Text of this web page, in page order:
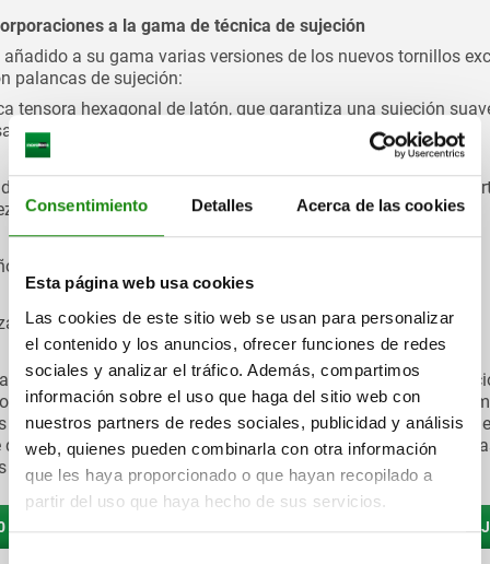
Consentimiento Detalles Acerca de las cookies
Esta página web usa cookies
Las cookies de este sitio web se usan para personalizar
el contenido y los anuncios, ofrecer funciones de redes
sociales y analizar el tráfico. Además, compartimos
información sobre el uso que haga del sitio web con
nuestros partners de redes sociales, publicidad y análisis
web, quienes pueden combinarla con otra información
que les haya proporcionado o que hayan recopilado a
partir del uso que haya hecho de sus servicios.
a la gama de técnica de sujeción
a su gama varias versiones de los nuevos tornillos
palancas de sujeción:
tensora hexagonal de latón, que garantiza una sujeción
a la vez que firme y segura de las piezas de trabajo
dentada para la sujeción de piezas brutas, por ejemplo
de fundición y piezas forjadas
de rosca de M6 a M16
de sujeción de 1,2 a 2,8 kN (según versión)
ámbitos de aplicación de los tornillos excéntricos de
y láser con tiempos de ciclo cortos y cargas medias,
de montaje, calibres de prueba, estaciones de trabajo
módulos. Los productos también pueden utilizarse en
portapiezas para operaciones de fresado, por ejemplo.
TORNILLOS EXCÉNTRICOS DE SUJECIÓN CON PALANCA DE